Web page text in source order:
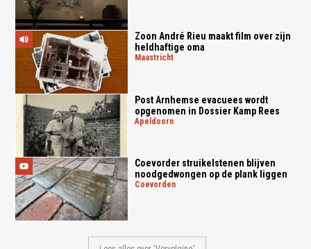
Zoon André Rieu maakt film over zijn
heldhaftige oma
maastricht
Post Arnhemse evacuees wordt
opgenomen in Dossier Kamp Rees
apeldoorn
Coevorder struikelstenen blijven
noodgedwongen op de plank liggen
coevorden